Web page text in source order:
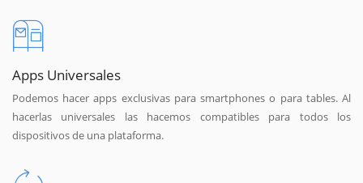
Apps Universales
Podemos hacer apps exclusivas para smartphones o para tables. Al
hacerlas universales las hacemos compatibles para todos los
dispositivos de una plataforma.